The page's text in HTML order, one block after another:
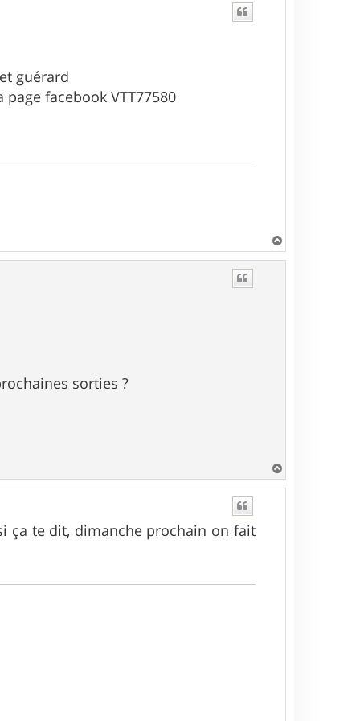
guérard
facebook VTT77580
a
sorties ?
a
ça te dit, dimanche prochain on fait